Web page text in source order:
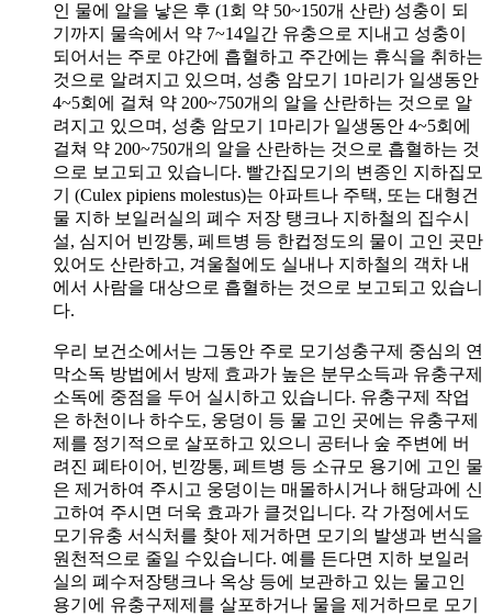
인 물에 알을 낳은 후 (1회 약 50~150개 산란) 성충이 되
기까지 물속에서 약 7~14일간 유충으로 지내고 성충이
되어서는 주로 야간에 흡혈하고 주간에는 휴식을 취하는
것으로 알려지고 있으며, 성충 암모기 1마리가 일생동안
4~5회에 걸쳐 약 200~750개의 알을 산란하는 것으로 알
려지고 있으며, 성충 암모기 1마리가 일생동안 4~5회에
걸쳐 약 200~750개의 알을 산란하는 것으로 흡혈하는 것
으로 보고되고 있습니다. 빨간집모기의 변종인 지하집모
기 (Culex pipiens molestus)는 아파트나 주택, 또는 대형건
물 지하 보일러실의 폐수 저장 탱크나 지하철의 집수시
설, 심지어 빈깡통, 페트병 등 한컵정도의 물이 고인 곳만
있어도 산란하고, 겨울철에도 실내나 지하철의 객차 내
에서 사람을 대상으로 흡혈하는 것으로 보고되고 있습니
다.
우리 보건소에서는 그동안 주로 모기성충구제 중심의 연
막소독 방법에서 방제 효과가 높은 분무소득과 유충구제
소독에 중점을 두어 실시하고 있습니다. 유충구제 작업
은 하천이나 하수도, 웅덩이 등 물 고인 곳에는 유충구제
제를 정기적으로 살포하고 있으니 공터나 숲 주변에 버
려진 폐타이어, 빈깡통, 페트병 등 소규모 용기에 고인 물
은 제거하여 주시고 웅덩이는 매몰하시거나 해당과에 신
고하여 주시면 더욱 효과가 클것입니다. 각 가정에서도
모기유충 서식처를 찾아 제거하면 모기의 발생과 번식을
원천적으로 줄일 수있습니다. 예를 든다면 지하 보일러
실의 폐수저장탱크나 옥상 등에 보관하고 있는 물고인
용기에 유충구제제를 살포하거나 물을 제거하므로 모기